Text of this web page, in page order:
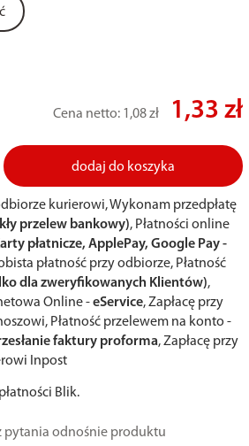
Cena netto: 1,08 zł 1,33 zł
dodaj do koszyka
kurierowi, Wykonam przedpłatę
przelew bankowy), Płatności online
płatnicze, ApplePay, Google Pay -
płatność przy odbiorze, Płatność
dla zweryfikowanych Klientów),
Online -eService, Zapłacę przy
Płatność przelewem na konto -
faktury proforma, Zapłacę przy
Inpost
Blik.
pytania odnośnie produktu